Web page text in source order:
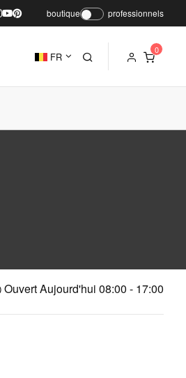
boutique professionnels
FR
Ouvert Aujourd'hui 08:00 - 17:00